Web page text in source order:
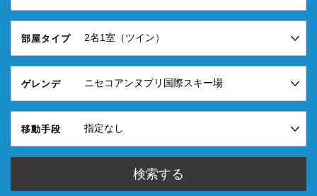
部屋タイプ
ゲレンデ
移動手段